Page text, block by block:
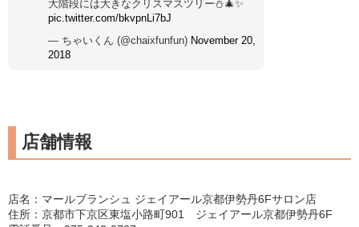
大階段には大きなクリスマスツリー⛄🎄✨
pic.twitter.com/bkvpnLi7bJ
— ちゃいくん (@chaixfunfun) November 20,
2018
店舗情報
店名：マールブランシュ ジェイアール京都伊勢丹6Fサロン店
住所：京都市下京区東塩小路町901 ジェイアール京都伊勢丹6F